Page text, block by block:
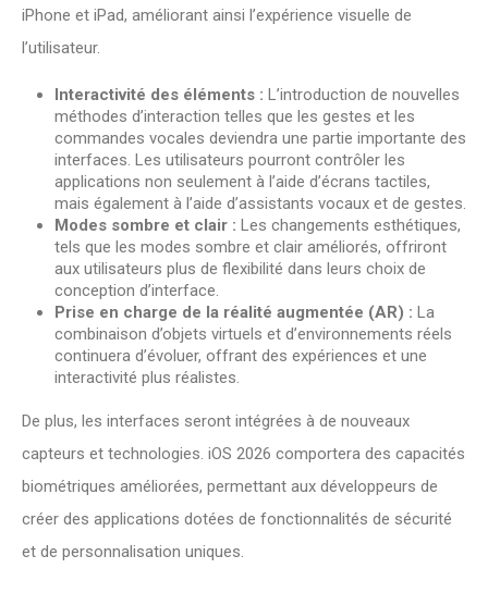
iPhone et iPad, améliorant ainsi l’expérience visuelle de
l’utilisateur.
Interactivité des éléments : L’introduction de nouvelles
méthodes d’interaction telles que les gestes et les
commandes vocales deviendra une partie importante des
interfaces. Les utilisateurs pourront contrôler les
applications non seulement à l’aide d’écrans tactiles,
mais également à l’aide d’assistants vocaux et de gestes.
Modes sombre et clair : Les changements esthétiques,
tels que les modes sombre et clair améliorés, offriront
aux utilisateurs plus de flexibilité dans leurs choix de
conception d’interface.
Prise en charge de la réalité augmentée (AR) : La
combinaison d’objets virtuels et d’environnements réels
continuera d’évoluer, offrant des expériences et une
interactivité plus réalistes.
De plus, les interfaces seront intégrées à de nouveaux
capteurs et technologies. iOS 2026 comportera des capacités
biométriques améliorées, permettant aux développeurs de
créer des applications dotées de fonctionnalités de sécurité
et de personnalisation uniques.